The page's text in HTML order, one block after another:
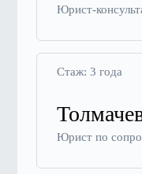
Юрист-
Стаж: 3 года
Юрист по